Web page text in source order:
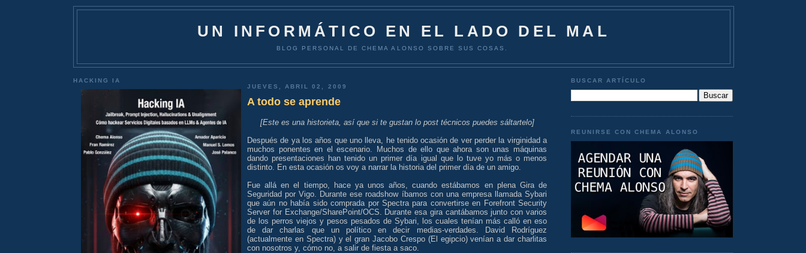
UN INFORMÁTICO EN EL LADO DEL MAL
BLOG PERSONAL DE CHEMA ALONSO SOBRE SUS COSAS.
HACKING IA
JUEVES, ABRIL 02, 2009
A todo se aprende
[Este es una historieta, así que si te gustan lo post técnicos puedes sáltartelo]
Después de ya los años que uno lleva, he tenido ocasión de ver perder la virginidad a
muchos ponentes en el escenario. Muchos de ello que ahora son unas máquinas
dando presentaciones han tenido un primer día igual que lo tuve yo más o menos
distinto. En esta ocasión os voy a narrar la historia del primer día de un amigo.
Fue allá en el tiempo, hace ya unos años, cuando estábamos en plena Gira de
Seguridad por Vigo. Durante ese roadshow íbamos con una empresa llamada Sybari
que aún no había sido comprada por Spectra para convertirse en Forefront Security
Server for Exchange/SharePoint/OCS. Durante esa gira cantábamos junto con varios
de los perros viejos y pesos pesados de Sybari, los cuales tenían más calló en eso
de dar charlas que un político en decir medias-verdades. David Rodríguez
(actualmente en Spectra) y el gran Jacobo Crespo (El egipcio) venían a dar charlitas
con nosotros y, cómo no, a salir de fiesta a saco.
BUSCAR ARTÍCULO
REUNIRSE CON CHEMA ALONSO